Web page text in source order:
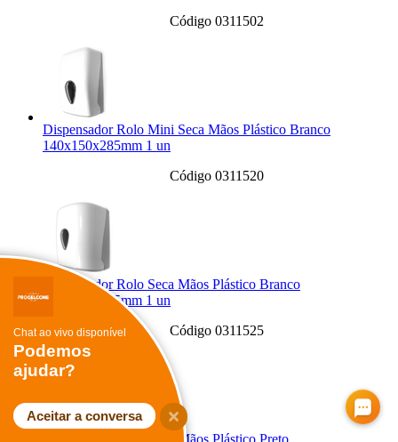
Código 0311502
Dispensador Rolo Mini Seca Mãos Plástico Branco
140x150x285mm 1 un
Código 0311520
Dispensador Rolo Seca Mãos Plástico Branco
240x240x325mm 1 un
Código 0311525
Chat ao vivo disponível
Podemos
ajudar?
Aceitar a conversa